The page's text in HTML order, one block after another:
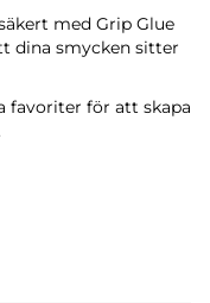
med Grip Glue
dina smycken sitter
favoriter för att skapa